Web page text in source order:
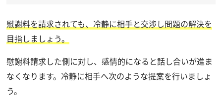
慰謝料を請求されても、冷静に相手と交渉し問題の解決を
目指しましょう。
慰謝料請求した側に対し、感情的になると話し合いが進ま
なくなります。冷静に相手へ次のような提案を行いましょ
う。